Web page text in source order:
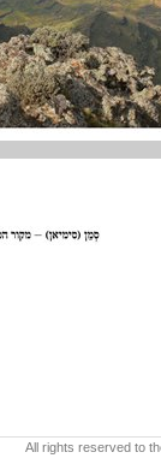
חלק שלישי - עדויות מפי
All rights reserved to